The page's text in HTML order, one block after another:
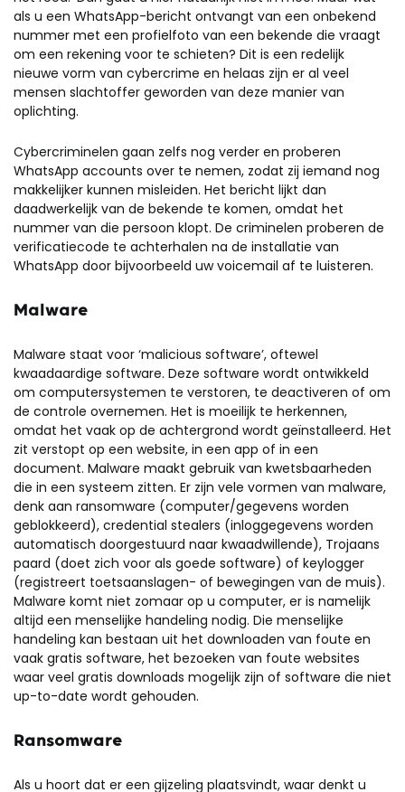
als u een WhatsApp-bericht ontvangt van een onbekend
nummer met een profielfoto van een bekende die vraagt
om een rekening voor te schieten? Dit is een redelijk
nieuwe vorm van cybercrime en helaas zijn er al veel
mensen slachtoffer geworden van deze manier van
oplichting.
Cybercriminelen gaan zelfs nog verder en proberen
WhatsApp accounts over te nemen, zodat zij iemand nog
makkelijker kunnen misleiden. Het bericht lijkt dan
daadwerkelijk van de bekende te komen, omdat het
nummer van die persoon klopt. De criminelen proberen de
verificatiecode te achterhalen na de installatie van
WhatsApp door bijvoorbeeld uw voicemail af te luisteren.
Malware
Malware staat voor ‘malicious software’, oftewel
kwaadaardige software. Deze software wordt ontwikkeld
om computersystemen te verstoren, te deactiveren of om
de controle overnemen. Het is moeilijk te herkennen,
omdat het vaak op de achtergrond wordt geïnstalleerd. Het
zit verstopt op een website, in een app of in een
document. Malware maakt gebruik van kwetsbaarheden
die in een systeem zitten. Er zijn vele vormen van malware,
denk aan ransomware (computer/gegevens worden
geblokkeerd), credential stealers (inloggegevens worden
automatisch doorgestuurd naar kwaadwillende), Trojaans
paard (doet zich voor als goede software) of keylogger
(registreert toetsaanslagen- of bewegingen van de muis).
Malware komt niet zomaar op u computer, er is namelijk
altijd een menselijke handeling nodig. Die menselijke
handeling kan bestaan uit het downloaden van foute en
vaak gratis software, het bezoeken van foute websites
waar veel gratis downloads mogelijk zijn of software die niet
up-to-date wordt gehouden.
Ransomware
Als u hoort dat er een gijzeling plaatsvindt, waar denkt u